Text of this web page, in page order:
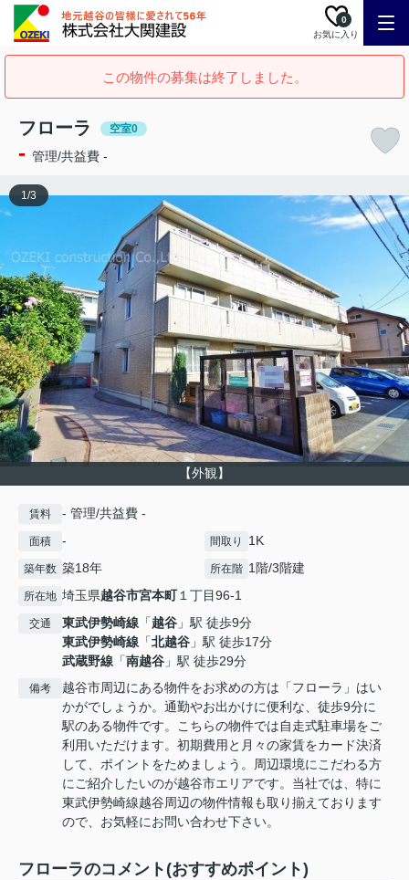
お気に入り
0
この物件の募集は終了しました。
フローラ 空室0
- 管理/共益費 -
【外観】
1/3
賃料 - 管理/共益費 -
面積 - 間取り 1K
築年数 築18年 所在階 1階/3階建
所在地 埼玉県越谷市宮本町１丁目96-1
交通 東武伊勢崎線 「越谷 」駅 徒歩9分
東武伊勢崎線 「北越谷 」駅 徒歩17分
武蔵野線 「南越谷 」駅 徒歩29分
備考
越谷市周辺にある物件をお求めの方は「フローラ」はい
かがでしょうか。通勤やお出かけに便利な、徒歩9分に
駅のある物件です。こちらの物件では自走式駐車場をご
利用いただけます。初期費用と月々の家賃をカード決済
して、ポイントをためましょう。周辺環境にこだわる方
にご紹介したいのが越谷市エリアです。当社では、特に
東武伊勢崎線越谷周辺の物件情報も取り揃えております
ので、お気軽にお問い合わせ下さい。
フローラのコメント(おすすめポイント)